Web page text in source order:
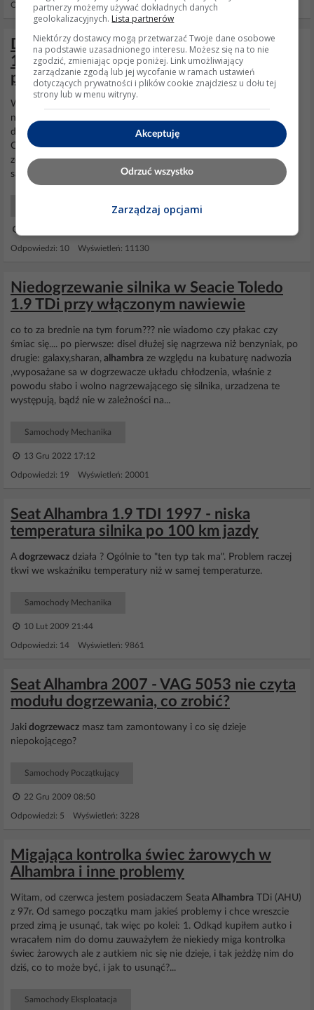
Odpowiedzi: 4 Wyświetleń: 6849
Diagnostyka Webasto D3WZ w Alhambra
1.9 TDI przez OBD2 – jak podłączyć
przewód?
W moim aucie jest
niestety nie działa. Z dogrzewacza wyprowadzony jest przewód
diagnozy lecz kończy się w pierwszym złączu zaraz przy piecyku.
Czy można w jakiś sposób podłączyć ten przewód aby połączyć się
ze sterownikiem dogrzewacza poprzez złącze diagnostyczne
samochodu ? Wiem, że w niektórych autach jest...
Samochody Elektryka i elektronika
Odpowiedzi: 10 Wyświetleń: 11130
Niedogrzewanie silnika w Seacie Toledo
1.9 TDi przy włączonym nawiewie
co to za brednie na tym forum??? nie wiadomo czy płakac czy
śmiac się.... po pierwsze: disel dłużej się nagrzewa niż benzyniak, po
drugie: galaxy,sharan, alhambra ze względu na kubaturę nadwozia
,wyposażane sa w dogrzewacze układu chłodzenia, właśnie z
powodu słabo i wolno nagrzewającego się silnika, urzadzena te
występują, bądź nie w zależności na...
Samochody Mechanika
13 Gru 2022 17:12
Odpowiedzi: 19 Wyświetleń: 20001
Seat Alhambra 1.9 TDI 1997 - niska
temperatura silnika po 100 km jazdy
A dogrzewacz działa ? Ogólnie to "ten typ tak ma". Problem raczej
tkwi we wskaźniku temperatury niż w samej temperaturze.
Samochody Mechanika
10 Lut 2009 21:44
Odpowiedzi: 14 Wyświetleń: 9861
Seat Alhambra 2007 - VAG 5053 nie czyta
modułu dogrzewania, co zrobić?
Jaki dogrzewacz masz tam zamontowany i co się dzieje
niepokojącego?
Samochody Początkujący
22 Gru 2009 08:50
Odpowiedzi: 5 Wyświetleń: 3228
Migająca kontrolka świec żarowych w
Alhambra i inne problemy
Witam, od czerwca jestem posiadaczem Seata Alhambra TDi (AHU)
z 97r. Od samego początku mam jakieś problemy i chce wreszcie
przed zimą je usunąć, tak więc po kolei: 1. Odkąd kupiłem autko i
wracałem nim do domu zauważyłem że niekiedy miga kontrolka
świec żarowych ale z autkiem nic się nie dzieje, i tak jeżdżę nim do
dziś, co to może być, i jak to usunąć?...
Samochody Eksploatacja
partnerzy możemy używać dokładnych danych
geolokalizacyjnych. Lista partnerów
Niektórzy dostawcy mogą przetwarzać Twoje dane osobowe
na podstawie uzasadnionego interesu. Możesz się na to nie
zgodzić, zmieniając opcje poniżej. Link umożliwiający
zarządzanie zgodą lub jej wycofanie w ramach ustawień
dotyczących prywatności i plików cookie znajdziesz u dołu tej
strony lub w menu witryny.
Akceptuję
Odrzuć wszystko
Zarządzaj opcjami